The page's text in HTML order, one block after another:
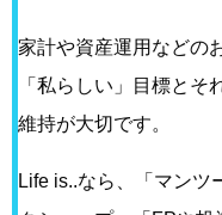
家計や資産運用などの
「私らしい」目標と
維持が大切です。
Life is..なら、「マン